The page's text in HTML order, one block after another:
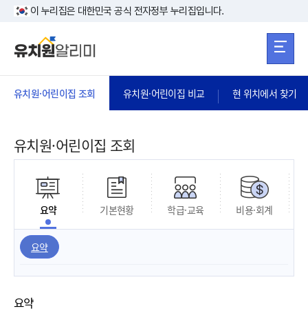
본문 바로가기
이 누리집은 대한민국 공식 전자정부 누리집입니다.
유치원·어린이집 조회 유치원·어린이집 비교 현 위치에서 찾기
유치원·어린이집 조회
요약 기본현황 학급·교육 비용·회계
요약
요약